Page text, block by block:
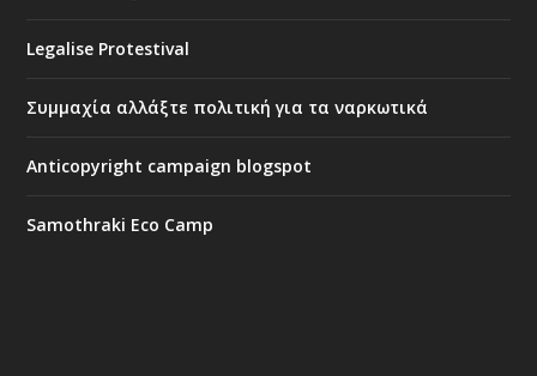
Legalise Protestival
Συμμαχία αλλάξτε πολιτική για τα ναρκωτικά
Anticopyright campaign blogspot
Samothraki Eco Camp